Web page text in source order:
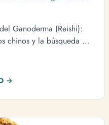
Ganoderma (Reishi):
chinos y la búsqueda de
→